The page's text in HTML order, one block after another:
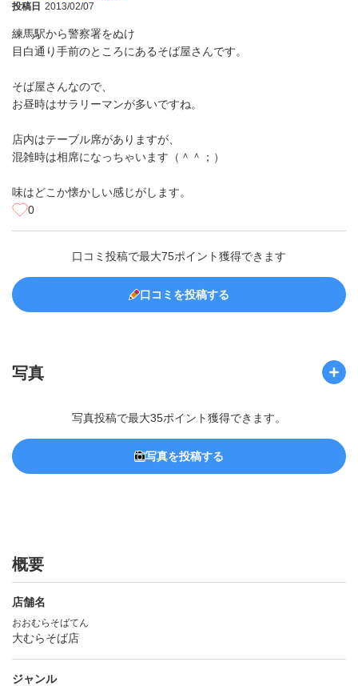
投稿日 2013/02/07
練馬駅から警察署をぬけ
目白通り手前のところにあるそば屋さんです。
そば屋さんなので、
お昼時はサラリーマンが多いですね。
店内はテーブル席がありますが、
混雑時は相席になっちゃいます（＾＾；）
味はどこか懐かしい感じがします。
0
口コミ投稿で最大75ポイント獲得できます
口コミを投稿する
写真
写真投稿で最大35ポイント獲得できます。
写真を投稿する
概要
店舗名
おおむらそばてん
大むらそば店
ジャンル